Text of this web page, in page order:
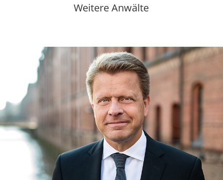
Weitere Anwälte